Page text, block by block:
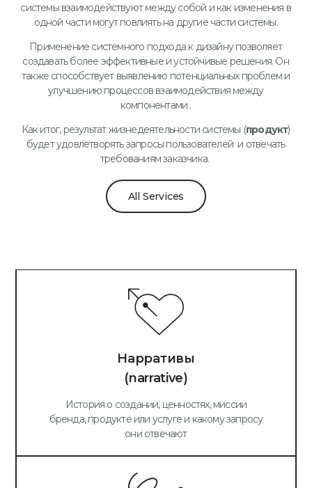
системы взаимодействуют между собой и как изменения в
одной части могут повлиять на другие части системы.
Применение системного подхода к дизайну позволяет
создавать более эффективные и устойчивые решения. Он
также способствует выявлению потенциальных проблем и
улучшению процессов взаимодействия между
компонентами .
Как итог, результат жизнедеятельности системы (продукт)
будет удовлетворять запросы пользователей и отвечать
требованиям заказчика.
All Services
Нарративы
(narrative)
История о создании, ценностях, миссии
бренда, продукте или услуге и какому запросу
они отвечают